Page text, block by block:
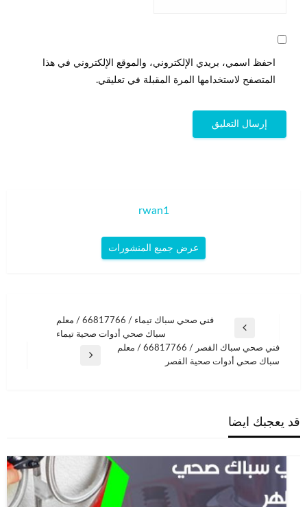
احفظ اسمي، بريدي الإلكتروني، والموقع الإلكتروني في هذا
المتصفح لاستخدامها المرة المقبلة في تعليقي.
rwan1
عرض جميع المنشورات
المقالات
المقالة
السابقة
فني صحي سباك تيماء / 66817766 / معلم
سباك صحي أدوات صحية تيماء
المقالة
فني صحي سباك القصر / 66817766 / معلم
سباك صحي أدوات صحية القصر
قد يعجبك ايضا